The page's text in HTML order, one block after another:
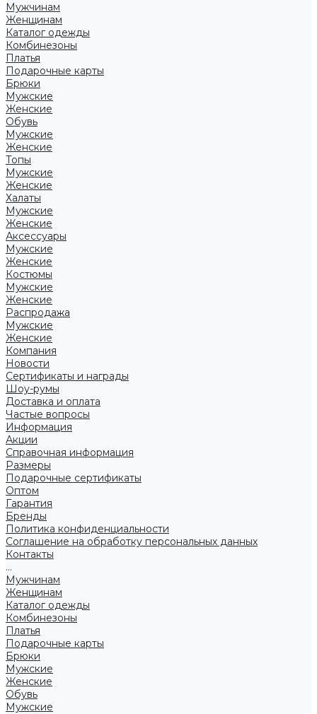
Мужчинам
Женщинам
Каталог одежды
Комбинезоны
Платья
Подарочные карты
Брюки
Мужские
Женские
Обувь
Мужские
Женские
Топы
Мужские
Женские
Халаты
Мужские
Женские
Аксессуары
Мужские
Женские
Костюмы
Мужские
Женские
Распродажа
Мужские
Женские
Компания
Новости
Сертификаты и награды
Шоу-румы
Доставка и оплата
Частые вопросы
Информация
Акции
Справочная информация
Размеры
Подарочные сертификаты
Оптом
Гарантия
Бренды
Политика конфиденциальности
Соглашение на обработку персональных данных
Контакты
...
Мужчинам
Женщинам
Каталог одежды
Комбинезоны
Платья
Подарочные карты
Брюки
Мужские
Женские
Обувь
Мужские